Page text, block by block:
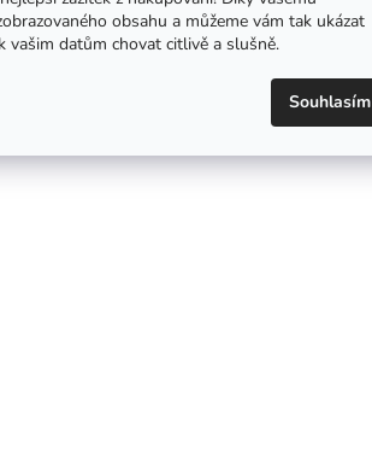
obsahu a můžeme vám tak ukázat
vašim datům chovat citlivě a slušně.
Souhlasím